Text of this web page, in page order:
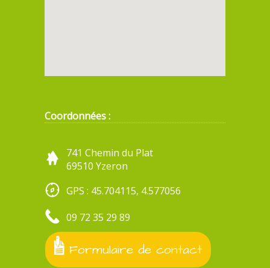
Coordonnées :
741 Chemin du Plat
69510 Yzeron
GPS : 45.704115, 4.577056
09 72 35 29 89
Formulaire de contact